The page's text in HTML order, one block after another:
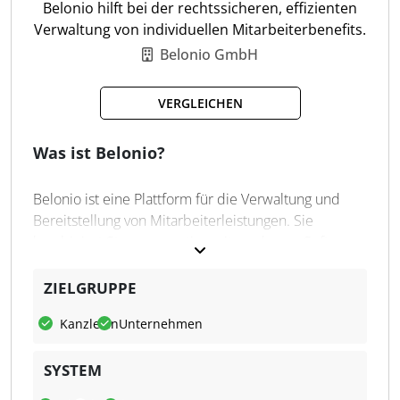
Belege-Upload
Mobilitätsleistungen
Vorsorgeleistungen
HR-Dashboard
Rollensteuerung
Budgetanpassung
Belonio hilft bei der rechtssicheren, effizienten
Verwaltung von individuellen Mitarbeiterbenefits.
Belonio GmbH
VERGLEICHEN
Was ist Belonio?
Belonio ist eine Plattform für die Verwaltung und
Bereitstellung von Mitarbeiterleistungen. Sie
und rechtssicheren Verwaltung von Gehaltsextras zu
Belonio bietet eine breite Palette an Benefits, die
ZIELGRUPPE
KanzleienUnternehmen
SYSTEM